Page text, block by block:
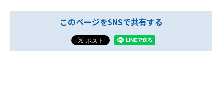
このページをSNSで共有する